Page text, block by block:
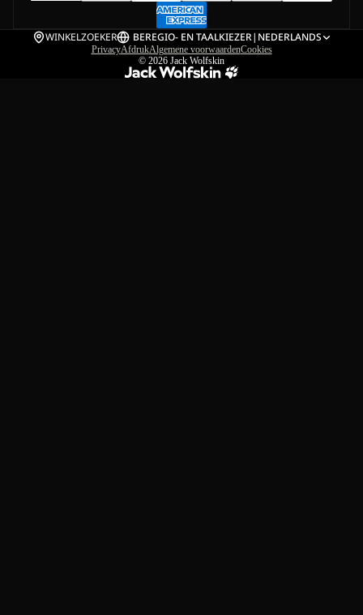
WINKELZOEKER BEREGIO- EN TAALKIEZER| NEDERLANDS
PrivacyAfdrukAlgemene voorwaardenCookies
© 2026 Jack Wolfskin